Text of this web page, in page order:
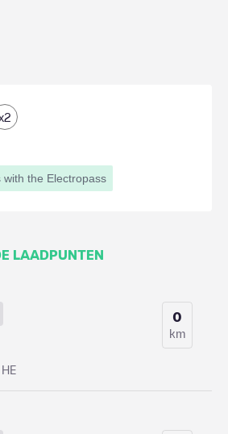
2
with the Electropass
LAADPUNTEN
0
km